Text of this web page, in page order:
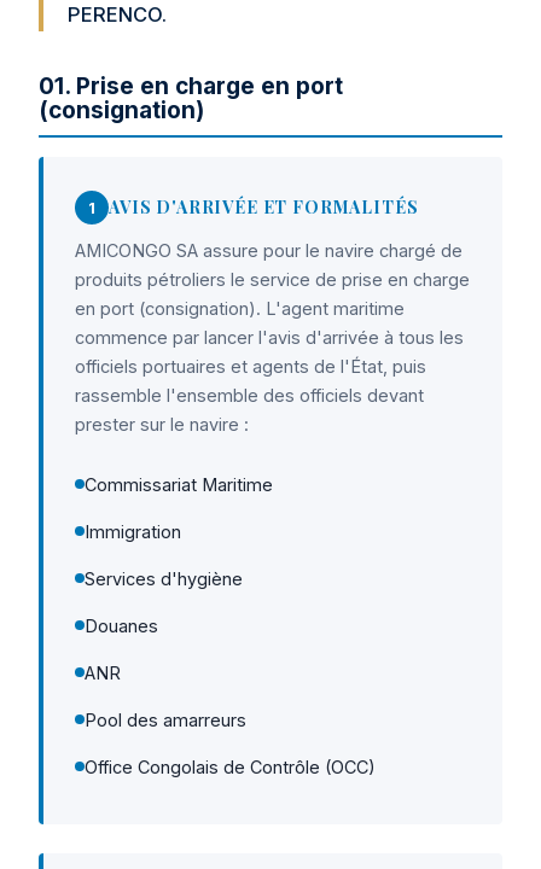
PERENCO.
01. Prise en charge en port
(consignation)
1 AVIS D'ARRIVÉE ET FORMALITÉS
AMICONGO SA assure pour le navire chargé de
produits pétroliers le service de prise en charge
en port (consignation). L'agent maritime
commence par lancer l'avis d'arrivée à tous les
officiels portuaires et agents de l'État, puis
rassemble l'ensemble des officiels devant
prester sur le navire :
Commissariat Maritime
Immigration
Services d'hygiène
Douanes
ANR
Pool des amarreurs
Office Congolais de Contrôle (OCC)